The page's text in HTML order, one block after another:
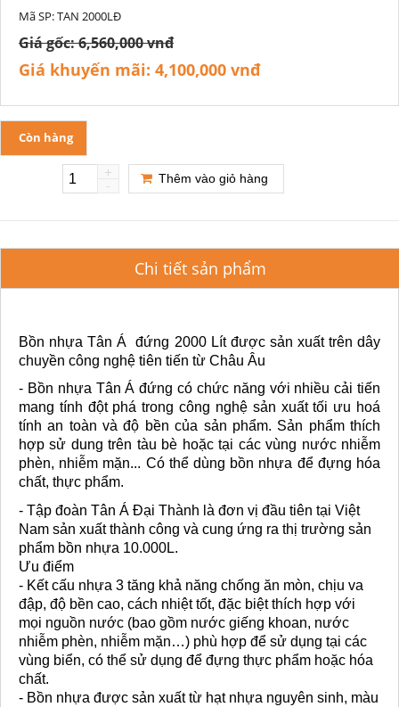
Mã SP:TAN 2000LĐ
Giá gốc:6,560,000 vnđ
Giá khuyến mãi: 4,100,000 vnđ
Còn hàng
-
+ Thêm vào giỏ hàng
Chi tiết sản phẩm
Bồn nhựa Tân Á đứng 2000 Lít được sản xuất trên dây
chuyền công nghệ tiên tiến từ Châu Âu
- Bồn nhựa Tân Á đứng có chức năng với nhiều cải tiến
mang tính đột phá trong công nghệ sản xuất tối ưu hoá
tính an toàn và độ bền của sản phẩm. Sản phẩm thích
hợp sử dung trên tàu bè hoặc tại các vùng nước nhiễm
phèn, nhiễm mặn... Có thể dùng bồn nhựa để đựng hóa
chất, thực phẩm.
- Tập đoàn Tân Á Đại Thành là đơn vị đầu tiên tại Việt
Nam sản xuất thành công và cung ứng ra thị trường sản
phẩm bồn nhựa 10.000L.
Ưu điểm
- Kết cấu nhựa 3 tăng khả năng chống ăn mòn, chịu va
đập, độ bền cao, cách nhiệt tốt, đặc biệt thích hợp với
mọi nguồn nước (bao gồm nước giếng khoan, nước
nhiễm phèn, nhiễm mặn…) phù hợp để sử dụng tại các
vùng biển, có thể sử dụng để đựng thực phẩm hoặc hóa
chất.
- Bồn nhựa được sản xuất từ hạt nhựa nguyên sinh, màu